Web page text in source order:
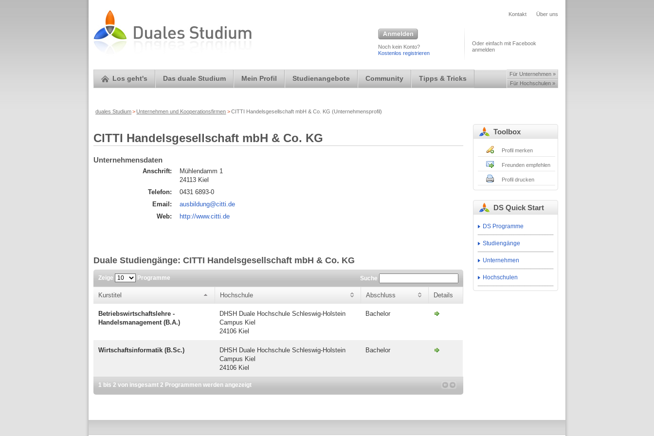
Kontakt Über uns
Noch kein Konto?
Kostenlos registrieren
Oder einfach mit Facebook
anmelden
Los geht's Das duale Studium Mein Profil Studienangebote Community Tipps & Tricks
Für Unternehmen »
Für Hochschulen »
duales Studium> Unternehmen und Kooperationsfirmen >CITTI Handelsgesellschaft mbH & Co. KG (Unternehmensprofil)
CITTI Handelsgesellschaft mbH & Co. KG
Unternehmensdaten
Anschrift:
Mühlendamm 1
24113 Kiel
Telefon:
0431 6893-0
Email:
ausbildung@citti.de
Web:
http://www.citti.de
Duale Studiengänge: CITTI Handelsgesellschaft mbH & Co. KG
Zeige Programme Suche
Kurstitel Hochschule Abschluss Details
Betriebswirtschaftslehre -
Handelsmanagement (B.A.)
DHSH Duale Hochschule Schleswig-Holstein
Campus Kiel
24106 Kiel
Bachelor
Wirtschaftsinformatik (B.Sc.)
DHSH Duale Hochschule Schleswig-Holstein
Campus Kiel
24106 Kiel
Bachelor
1 bis 2 von insgesamt 2 Programmen werden angezeigt
Toolbox
Profil merken
Freunden empfehlen
Profil drucken
DS Quick Start
DS Programme
Studiengänge
Unternehmen
Hochschulen